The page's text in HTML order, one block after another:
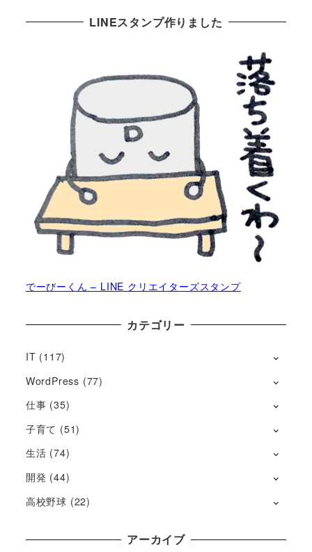
LINEスタンプ作りました
でーびーくん – LINE クリエイターズスタンプ
カテゴリー
IT (117)
WordPress (77)
仕事 (35)
子育て (51)
生活 (74)
開発 (44)
高校野球 (22)
アーカイブ